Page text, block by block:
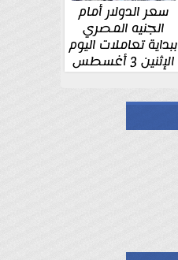
سعر الدولار أمام
الجنيه المصري
ببداية تعاملات اليوم
الإثنين 3 أغسطس